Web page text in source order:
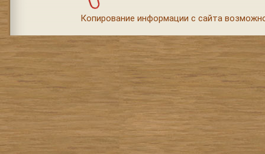
Копирование информации с сайта